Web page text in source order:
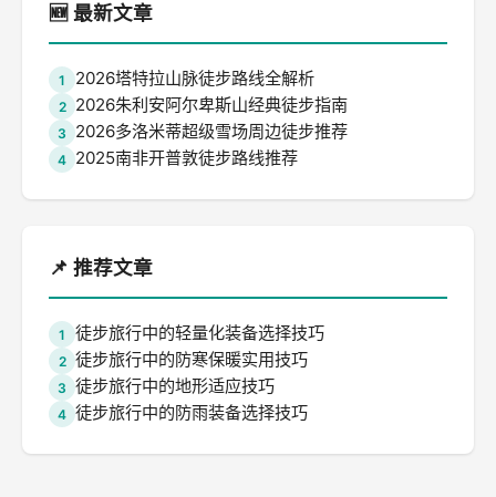
🆕 最新文章
1 2026塔特拉山脉徒步路线全解析
2 2026朱利安阿尔卑斯山经典徒步指南
3 2026多洛米蒂超级雪场周边徒步推荐
4 2025南非开普敦徒步路线推荐
📌 推荐文章
1 徒步旅行中的轻量化装备选择技巧
2 徒步旅行中的防寒保暖实用技巧
3 徒步旅行中的地形适应技巧
4 徒步旅行中的防雨装备选择技巧